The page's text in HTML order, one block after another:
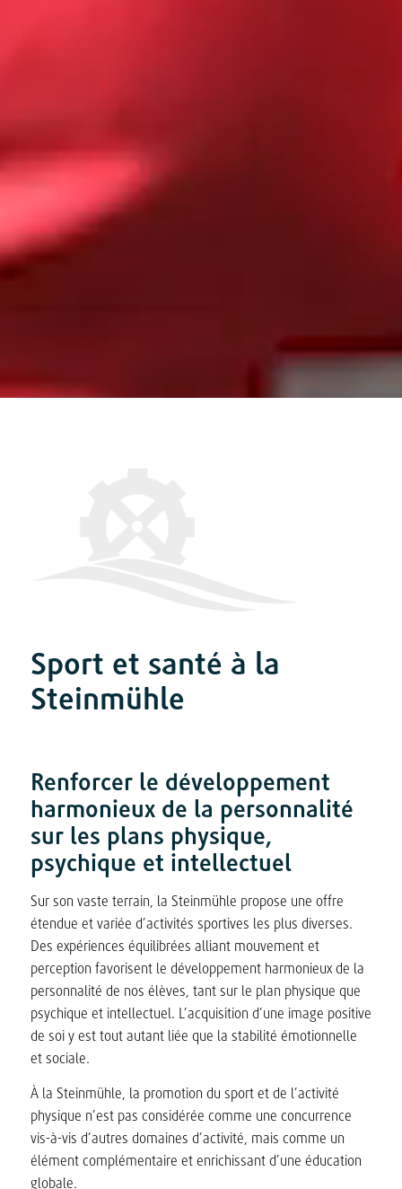
Sport et santé à la
Steinmühle
Renforcer le développement
harmonieux de la personnalité
sur les plans physique,
psychique et intellectuel
Sur son vaste terrain, la Steinmühle propose une offre
étendue et variée d’activités sportives les plus diverses.
Des expériences équilibrées alliant mouvement et
perception favorisent le développement harmonieux de la
personnalité de nos élèves, tant sur le plan physique que
psychique et intellectuel. L’acquisition d’une image positive
de soi y est tout autant liée que la stabilité émotionnelle
et sociale.
À la Steinmühle, la promotion du sport et de l’activité
physique n’est pas considérée comme une concurrence
vis-à-vis d’autres domaines d’activité, mais comme un
élément complémentaire et enrichissant d’une éducation
globale.